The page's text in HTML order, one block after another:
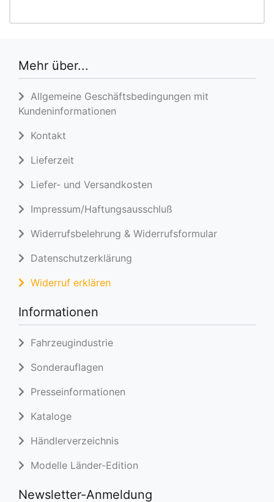
Mehr über...
Allgemeine Geschäftsbedingungen mit
Kundeninformationen
Kontakt
Lieferzeit
Liefer- und Versandkosten
Impressum/Haftungsausschluß
Widerrufsbelehrung & Widerrufsformular
Datenschutzerklärung
Widerruf erklären
Informationen
Fahrzeugindustrie
Sonderauflagen
Presseinformationen
Kataloge
Händlerverzeichnis
Modelle Länder-Edition
Newsletter-Anmeldung